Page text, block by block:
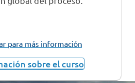
para más información
sobre el curso